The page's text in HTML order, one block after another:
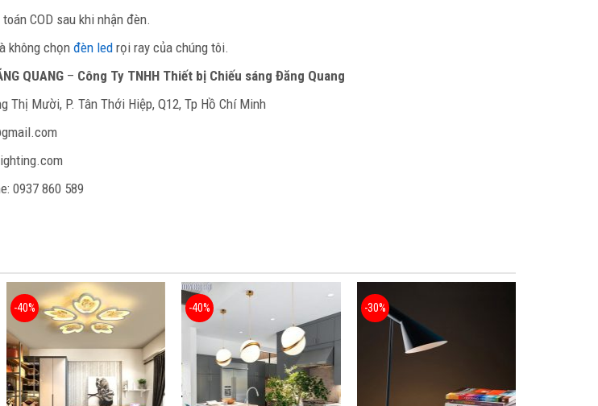
COD sau khi nhận đèn.
không chọnđèn led rọi ray của chúng tôi.
QUANG – Công Ty TNHH Thiết bị Chiếu sáng Đăng Quang
Thị Mười, P. Tân Thới Hiệp, Q12, Tp Hồ Chí Minh
0937 860 589
-40% -40% -30%